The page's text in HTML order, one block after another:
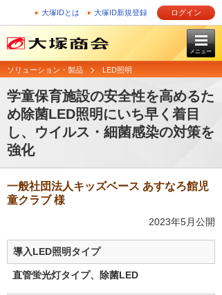
大塚IDとは 大塚ID新規登録 ログイン
メニュー
ソリューション・製品 LED照明
学童保育施設の安全性を高めるた
め除菌LED照明にいち早く着目
し、ウイルス・細菌感染の対策を
強化
一般社団法人キッズベース あすなろ館児
童クラブ 様
2023年5月公開
導入LED照明タイプ
直管蛍光灯タイプ、除菌LED